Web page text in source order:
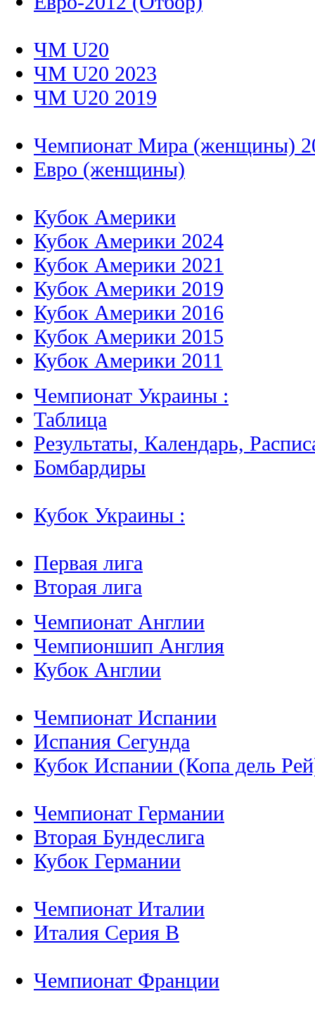
ЧМ U20
ЧМ U20 2023
ЧМ U20 2019
Чемпионат Мира (женщины)
Евро (женщины)
Кубок Америки
Кубок Америки 2024
Кубок Америки 2021
Кубок Америки 2019
Кубок Америки 2016
Кубок Америки 2015
Кубок Америки 2011
Чемпионат Украины :
Таблица
Результаты, Календарь,
Бомбардиры
Кубок Украины :
Первая лига
Вторая лига
Чемпионат Англии
Чемпионшип Англия
Кубок Англии
Чемпионат Испании
Испания Сегунда
Кубок Испании (Копа дель
Чемпионат Германии
Вторая Бундеслига
Кубок Германии
Чемпионат Италии
Италия Серия B
Чемпионат Франции